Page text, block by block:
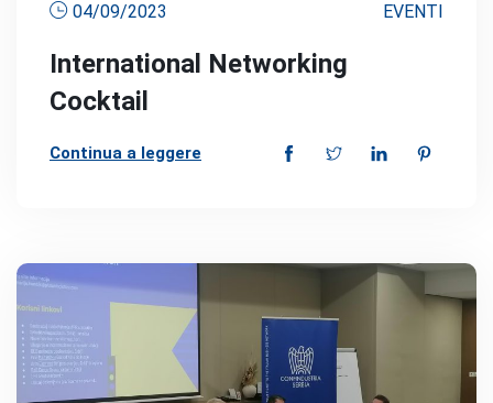
04/09/2023 EVENTI
International Networking
Cocktail
Continua a leggere